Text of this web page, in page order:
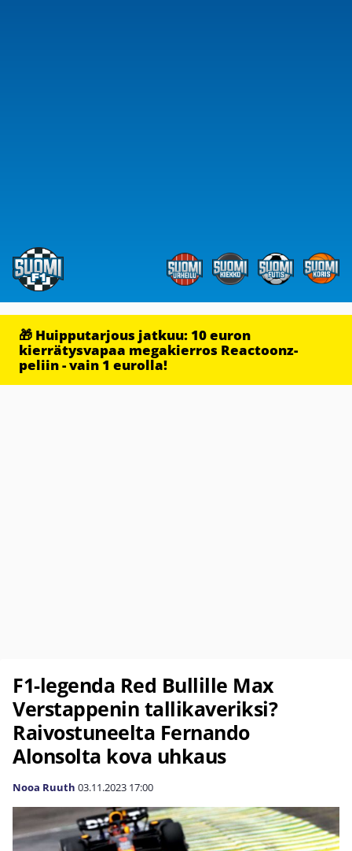
🎁 Huipputarjous jatkuu: 10 euron
kierrätysvapaa megakierros Reactoonz-
peliin - vain 1 eurolla!
F1-legenda Red Bullille Max
Verstappenin tallikaveriksi?
Raivostuneelta Fernando
Alonsolta kova uhkaus
Nooa Ruuth 03.11.2023 17:00